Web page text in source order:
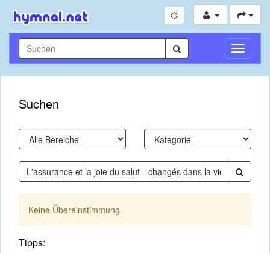
Suchen
Keine Übereinstimmung.
Tipps: